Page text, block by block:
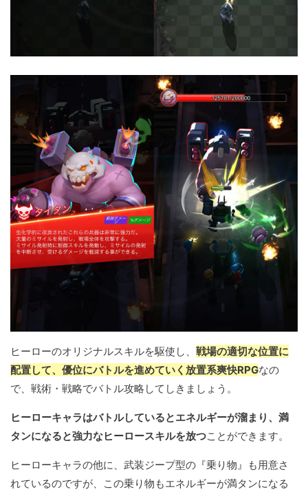
ヒーローのオリジナルスキルを駆使し、 戦場の適切な位置に
配置して、優位にバトルを進めていく放置系爽快RPGなの
で、戦術・戦略でバトル攻略してしきましょう。
ヒーローキャラはバトルしているとエネルギーが溜まり、満
タンになると強力なヒーロースキルを放つことができます。
ヒーローキャラの他に、武装ジープ型の『乗り物』も用意さ
れているのですが、この乗り物もエネルギーが満タンになる